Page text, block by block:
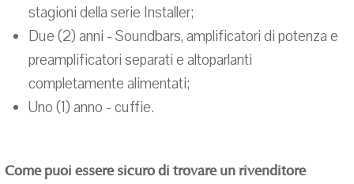
stagioni della serie Installer;
Due (2) anni - Soundbars, amplificatori di potenza e
preamplificatori separati e altoparlanti
completamente alimentati;
Uno (1) anno - cuffie.
Come puoi essere sicuro di trovare un rivenditore